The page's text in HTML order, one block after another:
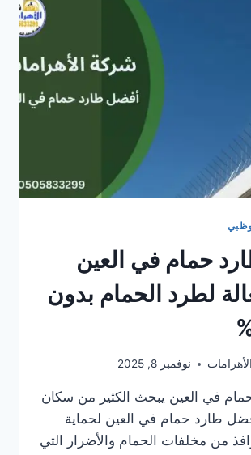
حمام في العين
لطرد الحمام بدون
نوفمبر 8, 2025
في العين يبحث الكثير من سكان
طارد حمام في العين لحماية
من مخلفات الحمام والأضرار التي